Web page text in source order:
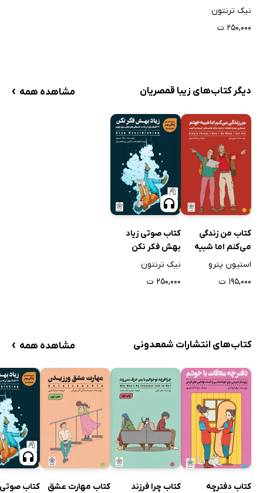
نیک ترنتون
۲۵۰,۰۰۰ ت
دیگر کتاب‌های زیبا قمصریان مشاهده همه ›
کتاب من زندگی
می‌کنم اما شبیه
خودم
استیون پترو
۱۹۵,۰۰۰ ت
کتاب صوتی زیاد
بهش فکر نکن
نیک ترنتون
۲۵۰,۰۰۰ ت
کتاب‌های انتشارات شمعدونی مشاهده همه ›
کتاب دفترچه
کتاب چرا فرزند
کتاب مهارت عشق
کتاب صوتی